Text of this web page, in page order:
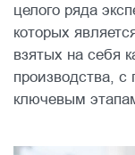
целого ряда
которых
взятых на себя
производства, с
ключевым